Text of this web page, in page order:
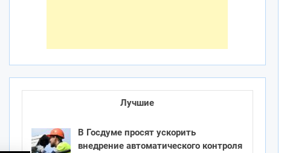
Лучшие
В Госдуме просят ускорить
внедрение автоматического контроля